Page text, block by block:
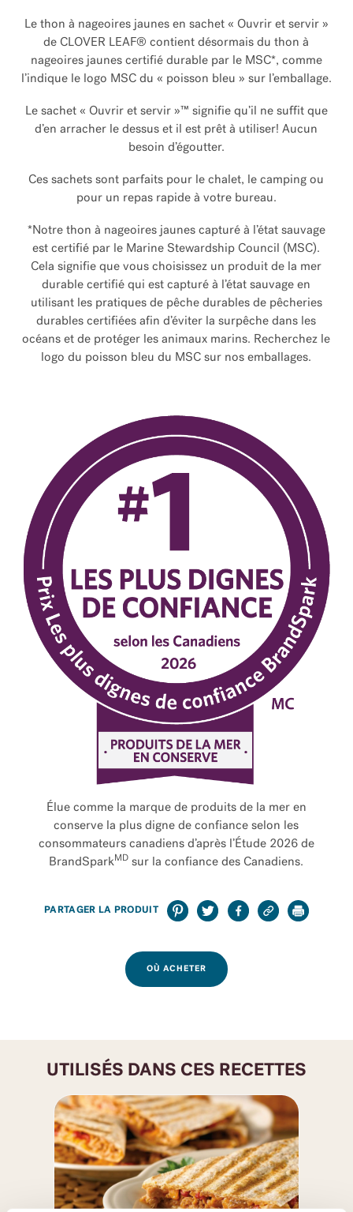
Le thon à nageoires jaunes en sachet « Ouvrir et servir »
de CLOVER LEAF® contient désormais du thon à
nageoires jaunes certifié durable par le MSC*, comme
l’indique le logo MSC du « poisson bleu » sur l’emballage.
Le sachet « Ouvrir et servir »™ signifie qu’il ne suffit que
d’en arracher le dessus et il est prêt à utiliser! Aucun
besoin d’égoutter.
Ces sachets sont parfaits pour le chalet, le camping ou
pour un repas rapide à votre bureau.
*Notre thon à nageoires jaunes capturé à l’état sauvage
est certifié par le Marine Stewardship Council (MSC).
Cela signifie que vous choisissez un produit de la mer
durable certifié qui est capturé à l’état sauvage en
utilisant les pratiques de pêche durables de pêcheries
durables certifiées afin d’éviter la surpêche dans les
océans et de protéger les animaux marins. Recherchez le
logo du poisson bleu du MSC sur nos emballages.
Élue comme la marque de produits de la mer en
conserve la plus digne de confiance selon les
consommateurs canadiens d’après l’Étude 2026 de
BrandSparkMD sur la confiance des Canadiens.
PARTAGER LA PRODUIT
OÙ ACHETER
UTILISÉS DANS CES RECETTES